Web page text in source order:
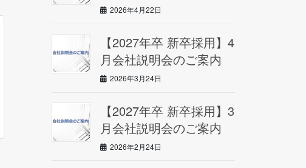
2026年4月22日
【2027年卒 新卒採用】4
月会社説明会のご案内
2026年3月24日
【2027年卒 新卒採用】3
月会社説明会のご案内
2026年2月24日